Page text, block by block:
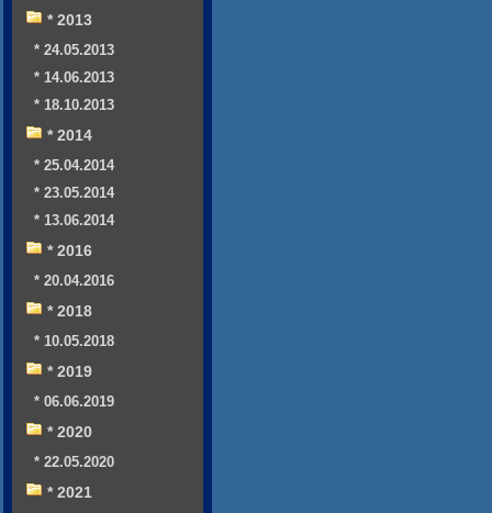
* 2013
* 24.05.2013
* 14.06.2013
* 18.10.2013
* 2014
* 25.04.2014
* 23.05.2014
* 13.06.2014
* 2016
* 20.04.2016
* 2018
* 10.05.2018
* 2019
* 06.06.2019
* 2020
* 22.05.2020
* 2021